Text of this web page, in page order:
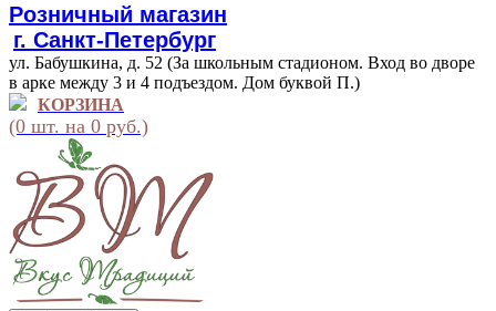
Розничный магазин
г. Санкт-Петербург
ул. Бабушкина, д. 52 (За школьным стадионом. Вход во дворе
в арке между 3 и 4 подъездом. Дом буквой П.)
КОРЗИНА
(0 шт. на 0 руб.)